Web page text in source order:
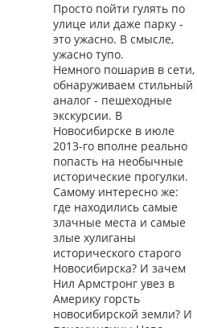
Просто пойти гулять по
улице или даже парку -
это ужасно. В смысле,
ужасно тупо.
Немного пошарив в сети,
обнаруживаем стильный
аналог - пешеходные
экскурсии. В
Новосибирске в июле
2013-го вполне реально
попасть на необычные
исторические прогулки.
Самому интересно же:
где находились самые
злачные места и самые
злые хулиганы
исторического старого
Новосибирска? И зачем
Нил Армстронг увез в
Америку горсть
новосибирской земли? И